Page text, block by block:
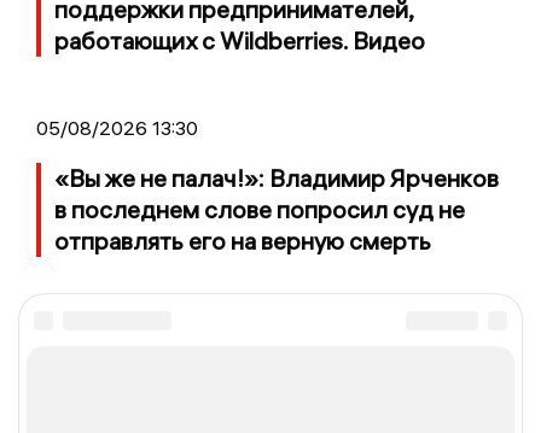
поддержки предпринимателей,
работающих с Wildberries. Видео
05/08/2026 13:30
«Вы же не палач!»: Владимир Ярченков
в последнем слове попросил суд не
отправлять его на верную смерть